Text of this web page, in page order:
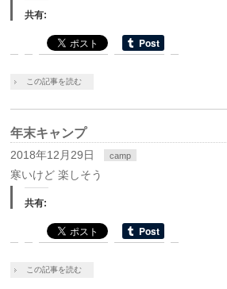
共有:
この記事を読む
年末キャンプ
2018年12月29日 camp
寒いけど 楽しそう
共有:
この記事を読む